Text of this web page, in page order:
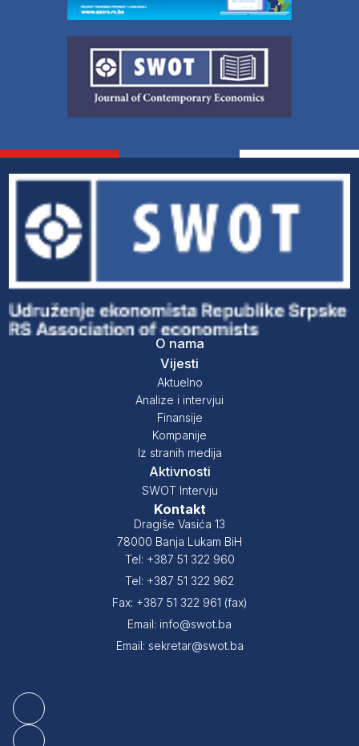
O nama
Vijesti
Aktuelno
Analize i intervjui
Finansije
Kompanije
Iz stranih medija
Aktivnosti
SWOT Intervju
Kontakt
Dragiše Vasića 13
78000 Banja Lukam BiH
Tel: +387 51 322 960
Tel: +387 51 322 962
Fax: +387 51 322 961 (fax)
Email: info@swot.ba
Email: sekretar@swot.ba